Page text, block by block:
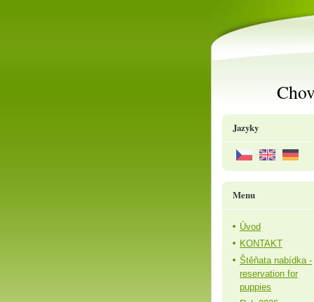
Jazyky
Menu
Úvod
KONTAKT
Štěňata nabídka -
reservation for
puppies